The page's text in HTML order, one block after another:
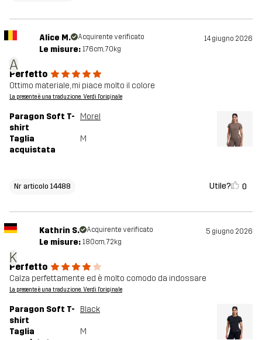
A
Alice M. Acquirente verificato 14 giugno 2026
Le misure: 176cm, 70kg
Perfetto
Ottimo materiale, mi piace molto il colore
La presente è una traduzione. Verdi l'originale
Paragon Soft T-
shirt
Morel
Taglia
acquistata
M
Nr articolo 14488 Utile? 0
K
Kathrin S. Acquirente verificato 5 giugno 2026
Le misure: 180cm, 72kg
Perfetto
Calza perfettamente ed è molto comodo da indossare
La presente è una traduzione. Verdi l'originale
Paragon Soft T-
shirt
Black
Taglia
M